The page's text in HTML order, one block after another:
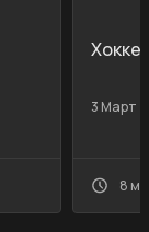
3 Март
8